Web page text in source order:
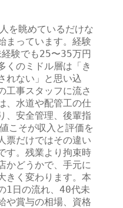
を眺めているだけな
まっています。経験
験でも25〜35万円
くのミドル層は「き
れない」と思い込
工事スタッフに流さ
、水道や配管工の仕
、安全管理、後輩指
こそが収入と評価を
票だけではその違い
す。残業より拘束時
かどうかで、手元に
きく変わります。本
1日の流れ、40代未
や賞与の相場、資格